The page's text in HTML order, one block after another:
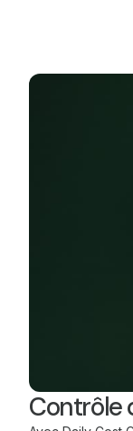
Contrôle